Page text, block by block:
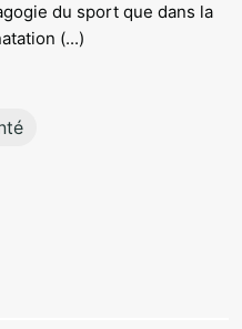
du sport que dans la
(...)